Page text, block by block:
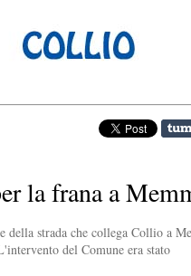
la frana a
della strada che collega Collio a
del Comune era stato